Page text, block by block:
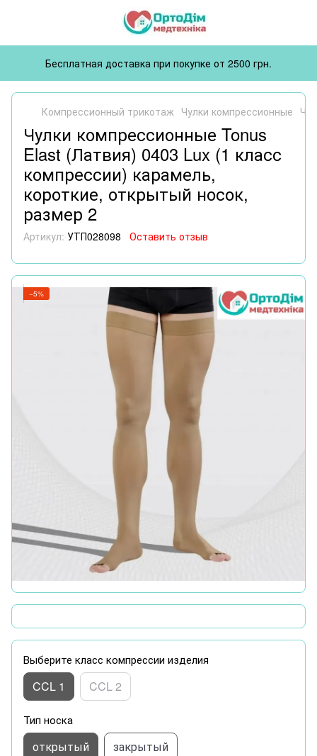
Бесплатная доставка при покупке от 2500 грн.
Компрессионный трикотаж Чулки компрессионные
Чулки компрессионные Tonus
Elast (Латвия) 0403 Lux (1 класс
компрессии) карамель,
короткие, открытый носок,
размер 2
Артикул: УТП028098 Оставить отзыв
−5%
Выберите класс компрессии изделия
CCL 1 CCL 2
Тип носка
открытый закрытый